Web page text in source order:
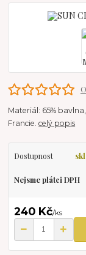
Materiál: 65%
Francie.celý popis
Dostupnost
Nejsme plátci DPH
240 Kč/ks